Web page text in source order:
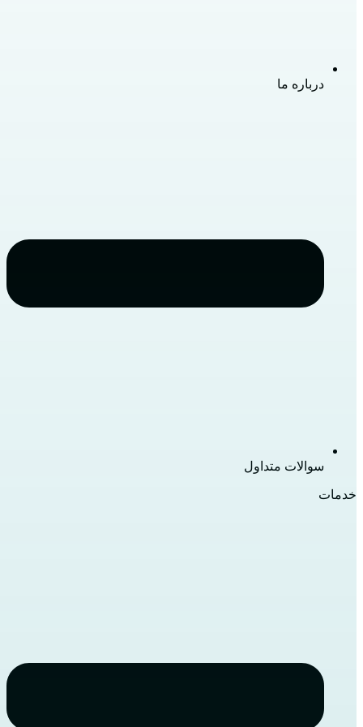
درباره ما
سوالات متداول
خدمات